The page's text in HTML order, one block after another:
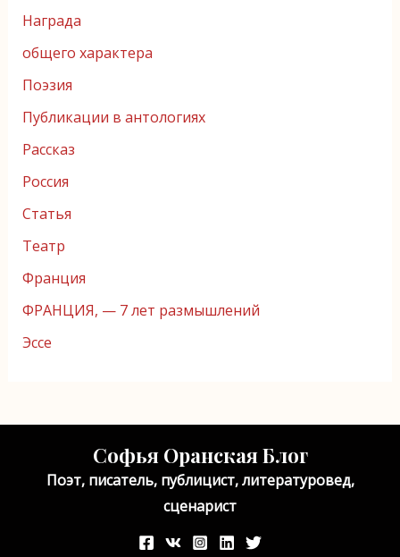
Награда
общего характера
Поэзия
Публикации в антологиях
Рассказ
Россия
Статья
Театр
Франция
ФРАНЦИЯ, — 7 лет размышлений
Эссе
Софья Оранская Блог
Поэт, писатель, публицист, литературовед,
сценарист